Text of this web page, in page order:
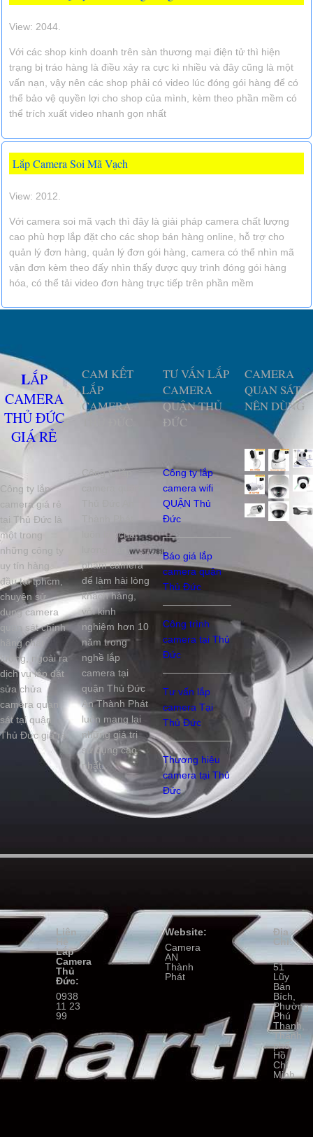
View: 2044.
Với các shop kinh doanh trên sàn thương mại điện tử thì hiện
trạng bị tráo hàng là điều xảy ra cực kì nhiều và đây cũng là một
vấn nạn, vậy nên các shop phải có video lúc đóng gói hàng để có
thể bảo vệ quyền lợi cho shop của mình, kèm theo phần mềm có
thể trích xuất video nhanh gọn nhất
Lắp Camera Soi Mã Vạch
View: 2012.
Với camera soi mã vạch thì đây là giải pháp camera chất lượng
cao phù hợp lắp đặt cho các shop bán hàng online, hỗ trợ cho
quản lý đơn hàng, quản lý đơn gói hàng, camera có thể nhìn mã
vận đơn kèm theo đấy nhìn thấy được quy trình đóng gói hàng
hóa, có thể tải video đơn hàng trực tiếp trên phần mềm
LẮP
CAMERA
THỦ ĐỨC
GIÁ RẺ
Công ty lắp
camera giá rẻ
tại Thủ Đức là
một trong
những công ty
uy tín hàng
đầu tại tphcm,
chuyên sử
dụng camera
quan sát chính
hãng chất
lượng, ngoài ra
dịch vụ lắp đặt
sửa chửa
camera quan
sát tại quận
Thủ Đức giá rẻ
CAM KẾT
LẮP
CAMERA
Công ty lắp
luôn lấy chất
phẩm camera
để làm hài lòng
khách hàng,
với kinh
nghiệm hơn 10
năm trong
nghề lắp
camera tại
quận Thủ Đức
An Thành Phát
luôn mang lại
những giá trị
sử dụng cao
nhất.
TƯ VẤN LẮP
CAMERA
QUẬN THỦ
ĐỨC
Công ty lắp
camera wifi
QUẬN Thủ
Đức
Báo giá lắp
camera quận
Thủ Đức
Công trình
camera tại Thủ
Đức
Tư vấn lắp
camera Tại
Thủ Đức
Thương hiệu
camera tại Thủ
Đức
CAMERA
QUAN SÁT
NÊN DÙNG
Liên
Hệ
Lắp
Camera
Thủ
Đức:
0938
11 23
99
Website:
Camera
AN
Thành
Phát
Địa
Chỉ:
51
Lũy
Bán
Bích,
Phường
Phú
Thạnh,
Thành
phố
Hồ
Chí
Minh